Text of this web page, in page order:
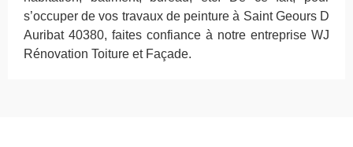
s’occuper de vos travaux de peinture à Saint Geours D
Auribat 40380, faites confiance à notre entreprise WJ
Rénovation Toiture et Façade.